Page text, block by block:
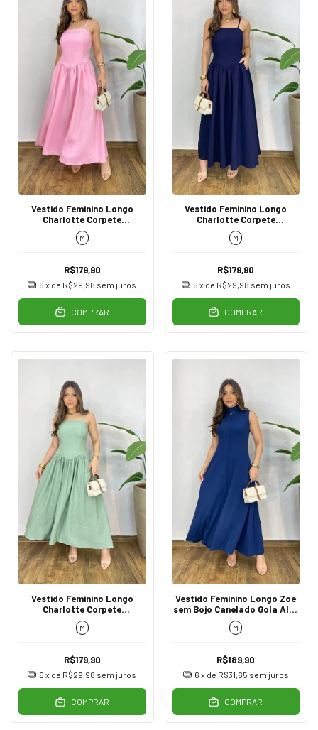
Vestido Feminino Longo
Charlotte Corpete
Acinturado Rosa chiclete
M
R$179,90
6 x de R$29,98 sem juros
COMPRAR
Vestido Feminino Longo
Charlotte Corpete
Acinturado Azul Marinho
M
R$179,90
6 x de R$29,98 sem juros
COMPRAR
Vestido Feminino Longo
Charlotte Corpete
Acinturado Verde Menta
M
R$179,90
6 x de R$29,98 sem juros
COMPRAR
Vestido Feminino Longo Zoe
sem Bojo Canelado Gola Alta
Azul
M
R$189,90
6 x de R$31,65 sem juros
COMPRAR